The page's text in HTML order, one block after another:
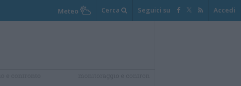
Meteo Cerca Seguici su Accedi